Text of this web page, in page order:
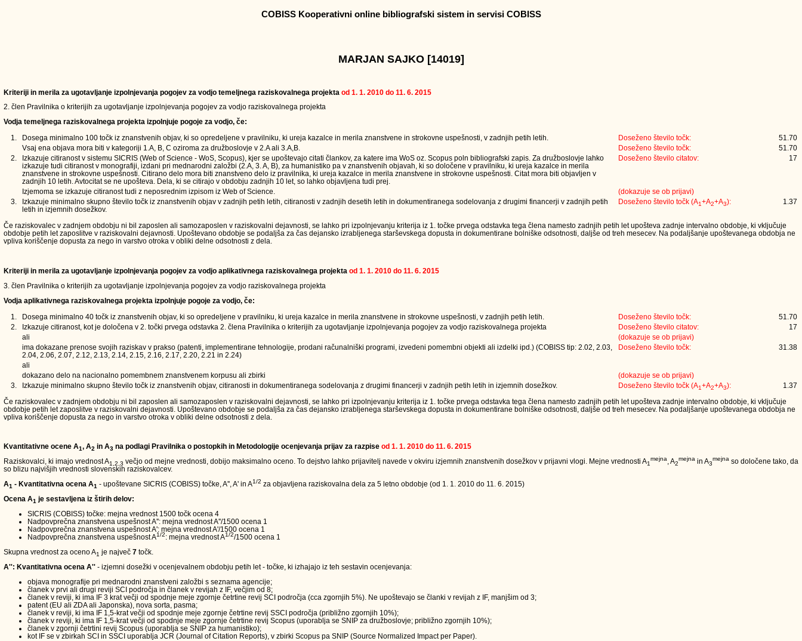
COBISS Kooperativni online bibliografski sistem in servisi COBISS
MARJAN SAJKO [14019]
Kriteriji in merila za ugotavljanje izpolnjevanja pogojev za vodjo temeljnega raziskovalnega projekta od 1. 1. 2010 do 11. 6. 2015
2. člen Pravilnika o kriterijih za ugotavljanje izpolnjevanja pogojev za vodjo raziskovalnega projekta
Vodja temeljnega raziskovalnega projekta izpolnjuje pogoje za vodjo, če:
1.
Dosega minimalno 100 točk iz znanstvenih objav, ki so opredeljene v pravilniku, ki ureja kazalce in merila znanstvene in strokovne uspešnosti, v zadnjih petih letih. Doseženo število točk:
51.70
Vsaj ena objava mora biti v kategoriji 1.A, B, C oziroma za družboslovje v 2.A ali 3.A,B.
Doseženo število točk:
51.70
2.
Izkazuje citiranost v sistemu SICRIS (Web of Science - WoS, Scopus), kjer se upoštevajo citati člankov, za katere ima WoS oz. Scopus poln bibliografski zapis. Za družboslovje lahko
izkazuje tudi citiranost v monografiji, izdani pri mednarodni založbi (2.A, 3. A, B), za humanistiko pa v znanstvenih objavah, ki so določene v pravilniku, ki ureja kazalce in merila
znanstvene in strokovne uspešnosti. Citirano delo mora biti znanstveno delo iz pravilnika, ki ureja kazalce in merila znanstvene in strokovne uspešnosti. Citat mora biti objavljen v
zadnjih 10 letih. Avtocitat se ne upošteva. Dela, ki se citirajo v obdobju zadnjih 10 let, so lahko objavljena tudi prej.
Doseženo število citatov: 17
Izjemoma se izkazuje citiranost tudi z neposrednim izpisom iz Web of Science.
(dokazuje se ob prijavi)
3.
Izkazuje minimalno skupno število točk iz znanstvenih objav v zadnjih petih letih, citiranosti v zadnjih desetih letih in dokumentiranega sodelovanja z drugimi financerji v zadnjih petih
letih in izjemnih dosežkov.
Doseženo število točk (A1+A2+A3): 1.37
Če raziskovalec v zadnjem obdobju ni bil zaposlen ali samozaposlen v raziskovalni dejavnosti, se lahko pri izpolnjevanju kriterija iz 1. točke prvega odstavka tega člena namesto zadnjih petih let upošteva zadnje intervalno obdobje, ki vključuje
obdobje petih let zaposlitve v raziskovalni dejavnosti. Upoštevano obdobje se podaljša za čas dejansko izrabljenega starševskega dopusta in dokumentirane bolniške odsotnosti, daljše od treh mesecev. Na podaljšanje upoštevanega obdobja ne
vpliva koriščenje dopusta za nego in varstvo otroka v obliki delne odsotnosti z dela.
Kriteriji in merila za ugotavljanje izpolnjevanja pogojev za vodjo aplikativnega raziskovalnega projekta od 1. 1. 2010 do 11. 6. 2015
3. člen Pravilnika o kriterijih za ugotavljanje izpolnjevanja pogojev za vodjo raziskovalnega projekta
Vodja aplikativnega raziskovalnega projekta izpolnjuje pogoje za vodjo, če:
1.
Dosega minimalno 40 točk iz znanstvenih objav, ki so opredeljene v pravilniku, ki ureja kazalce in merila znanstvene in strokovne uspešnosti, v zadnjih petih letih. Doseženo število točk:
51.70
2.
Izkazuje citiranost, kot je določena v 2. točki prvega odstavka 2. člena Pravilnika o kriterijih za ugotavljanje izpolnjevanja pogojev za vodjo raziskovalnega projekta Doseženo število citatov:
17
ali
(dokazuje se ob prijavi)
ima dokazane prenose svojih raziskav v prakso (patenti, implementirane tehnologije, prodani računalniški programi, izvedeni pomembni objekti ali izdelki ipd.) (COBISS tip: 2.02, 2.03,
2.04, 2.06, 2.07, 2.12, 2.13, 2.14, 2.15, 2.16, 2.17, 2.20, 2.21 in 2.24)
Doseženo število točk: 31.38
ali
dokazano delo na nacionalno pomembnem znanstvenem korpusu ali zbirki
(dokazuje se ob prijavi)
3.
Izkazuje minimalno skupno število točk iz znanstvenih objav, citiranosti in dokumentiranega sodelovanja z drugimi financerji v zadnjih petih letih in izjemnih dosežkov. Doseženo število točk (A1+A2+A3):
1.37
Če raziskovalec v zadnjem obdobju ni bil zaposlen ali samozaposlen v raziskovalni dejavnosti, se lahko pri izpolnjevanju kriterija iz 1. točke prvega odstavka tega člena namesto zadnjih petih let upošteva zadnje intervalno obdobje, ki vključuje
obdobje petih let zaposlitve v raziskovalni dejavnosti. Upoštevano obdobje se podaljša za čas dejansko izrabljenega starševskega dopusta in dokumentirane bolniške odsotnosti, daljše od treh mesecev. Na podaljšanje upoštevanega obdobja ne
vpliva koriščenje dopusta za nego in varstvo otroka v obliki delne odsotnosti z dela.
Kvantitativne ocene A1, A2 in A3 na podlagi Pravilnika o postopkih in Metodologije ocenjevanja prijav za razpise od 1. 1. 2010 do 11. 6. 2015
Raziskovalci, ki imajo vrednost A1,2,3 večjo od mejne vrednosti, dobijo maksimalno oceno. To dejstvo lahko prijavitelj navede v okviru izjemnih znanstvenih dosežkov v prijavni vlogi. Mejne vrednosti A1
mejna, A2
mejna in A3
mejna so določene tako, da
so blizu najvišjih vrednosti slovenskih raziskovalcev.
A1 - Kvantitativna ocena A1 - upoštevane SICRIS (COBISS) točke, A'', A' in A1/2 za objavljena raziskovalna dela za 5 letno obdobje (od 1. 1. 2010 do 11. 6. 2015)
Ocena A1 je sestavljena iz štirih delov:
SICRIS (COBISS) točke: mejna vrednost 1500 točk ocena 4
Nadpovprečna znanstvena uspešnost A'': mejna vrednost A''/1500 ocena 1
Nadpovprečna znanstvena uspešnost A': mejna vrednost A'/1500 ocena 1
Nadpovprečna znanstvena uspešnost A1/2: mejna vrednost A1/2/1500 ocena 1
Skupna vrednost za oceno A1 je največ 7 točk.
A'': Kvantitativna ocena A'' - izjemni dosežki v ocenjevalnem obdobju petih let - točke, ki izhajajo iz teh sestavin ocenjevanja:
objava monografije pri mednarodni znanstveni založbi s seznama agencije;
članek v prvi ali drugi reviji SCI področja in članek v revijah z IF, večjim od 8;
članek v reviji, ki ima IF 3 krat večji od spodnje meje zgornje četrtine revij SCI področja (cca zgornjih 5%). Ne upoštevajo se članki v revijah z IF, manjšim od 3;
patent (EU ali ZDA ali Japonska), nova sorta, pasma;
članek v reviji, ki ima IF 1,5-krat večji od spodnje meje zgornje četrtine revij SSCI področja (približno zgornjih 10%);
članek v reviji, ki ima IF 1,5-krat večji od spodnje meje zgornje četrtine revij Scopus (uporablja se SNIP za družboslovje; približno zgornjih 10%);
članek v zgornji četrtini revij Scopus (uporablja se SNIP za humanistiko);
kot IF se v zbirkah SCI in SSCI uporablja JCR (Journal of Citation Reports), v zbirki Scopus pa SNIP (Source Normalized Impact per Paper).